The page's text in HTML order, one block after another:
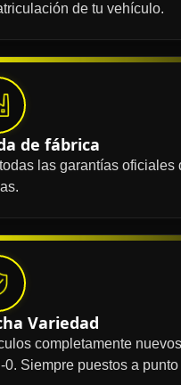
de tu vehículo.
de fábrica
las garantías oficiales
Variedad
completamente
0. Siempre puestos a